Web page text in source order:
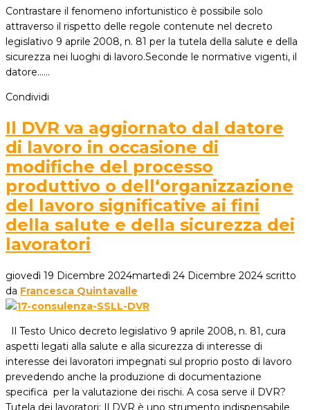
Contrastare il fenomeno infortunistico è possibile solo
attraverso il rispetto delle regole contenute nel decreto
legislativo 9 aprile 2008, n. 81 per la tutela della salute e della
sicurezza nei luoghi di lavoro.Seconde le normative vigenti, il
datore...…
Condividi
Il DVR va aggiornato dal datore
di lavoro in occasione di
modifiche del processo
produttivo o dell‘organizzazione
del lavoro significative ai fini
della salute e della sicurezza dei
lavoratori
giovedì 19 Dicembre 2024martedì 24 Dicembre 2024 scritto
da Francesca Quintavalle
Il Testo Unico decreto legislativo 9 aprile 2008, n. 81, cura
aspetti legati alla salute e alla sicurezza di interesse di
interesse dei lavoratori impegnati sul proprio posto di lavoro
prevedendo anche la produzione di documentazione
specifica per la valutazione dei rischi. A cosa serve il DVR?
Tutela dei lavoratori: Il DVR è uno strumento indispensabile